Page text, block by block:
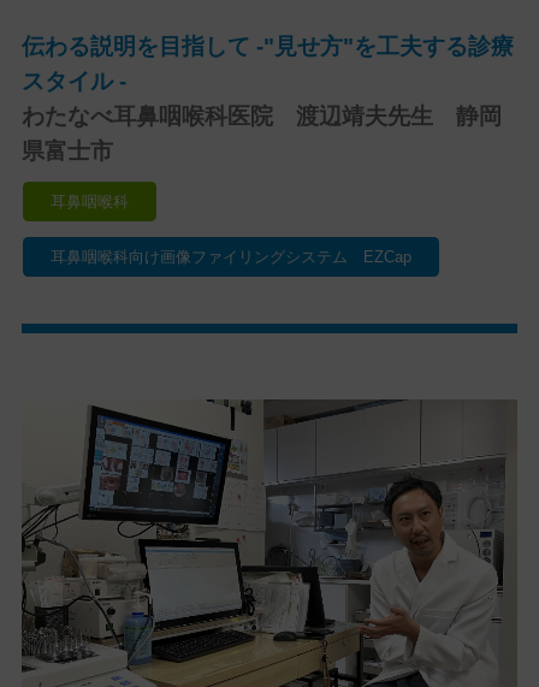
伝わる説明を目指して -"見せ方"を工夫する診療
スタイル -
わたなべ耳鼻咽喉科医院 渡辺靖夫先生 静岡
県富士市
耳鼻咽喉科
耳鼻咽喉科向け画像ファイリングシステム EZCap